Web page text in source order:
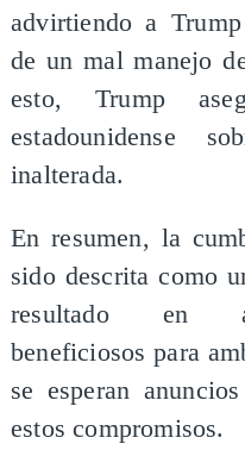
advirtiendo a
de un mal manejo
esto, Trump
estadounidense
inalterada.
En resumen, la
sido descrita como
resultado en
beneficiosos para
se esperan
estos compromisos.